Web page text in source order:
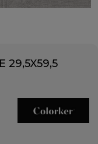
29,5X59,5